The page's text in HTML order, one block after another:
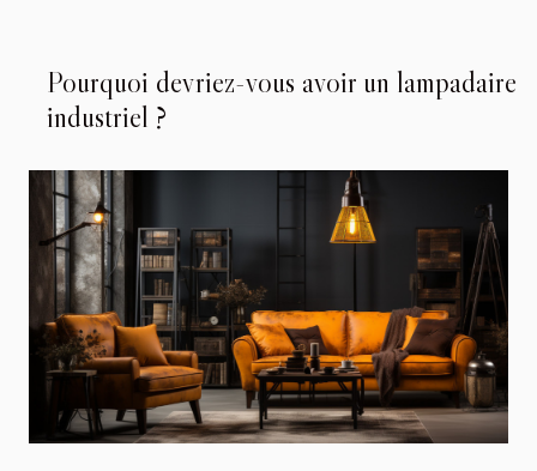
Pourquoi devriez-vous avoir un lampadaire
industriel ?